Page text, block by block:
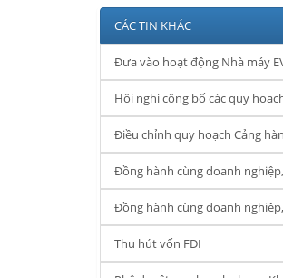
CÁC TIN KHÁC
Đưa vào hoạt động Nhà máy
Hội nghị công bố các quy
Điều chỉnh quy hoạch Cảng
Đồng hành cùng doanh
Đồng hành cùng doanh
Thu hút vốn FDI